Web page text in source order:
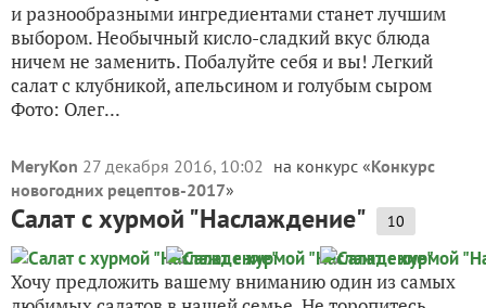
и разнообразными ингредиентами станет лучшим
выбором. Необычный кисло-сладкий вкус блюда
ничем не заменить. Побалуйте себя и вы! Легкий
салат с клубникой, апельсином и голубым сыром
Фото: Олег...
MeryKon 27 декабря 2016, 10:02 на конкурс «Конкурс
новогодних рецептов-2017»
Салат с хурмой "Наслаждение" 10
Хочу предложить вашему вниманию один из самых